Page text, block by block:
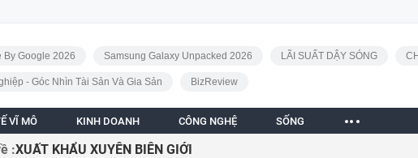
By Google 2026
Samsung Galaxy Unpacked 2026 LÃI SUẤT DẬY SÓNG
- Góc Nhìn Tài Sản Và Gia Sản BizReview
VĨ MÔ KINH DOANH CÔNG NGHỆ SỐNG
:XUẤT KHẨU XUYÊN BIÊN GIỚI